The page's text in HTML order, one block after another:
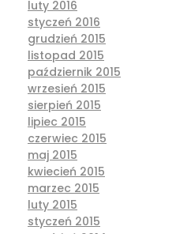
luty 2016
styczeń 2016
grudzień 2015
listopad 2015
październik 2015
wrzesień 2015
sierpień 2015
lipiec 2015
czerwiec 2015
maj 2015
kwiecień 2015
marzec 2015
luty 2015
styczeń 2015